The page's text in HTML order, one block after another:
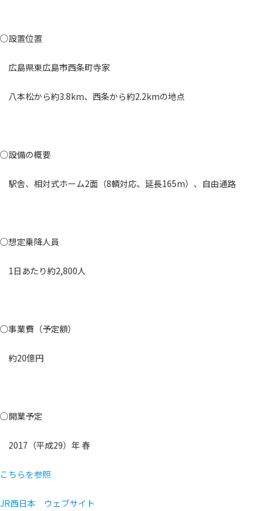
○設置位置
広島県東広島市西条町寺家
八本松から約3.8km、西条から約2.2kmの地点
○設備の概要
駅舎、相対式ホーム2面（8輌対応、延長165m）、自由通路
○想定乗降人員
1日あたり約2,800人
○事業費（予定額）
約20億円
○開業予定
2017（平成29）年 春
こちらを参照
JR西日本 ウェブサイト